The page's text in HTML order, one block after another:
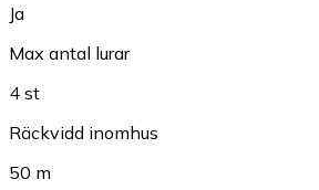
Ja
Max antal lurar
4 st
Räckvidd inomhus
50 m